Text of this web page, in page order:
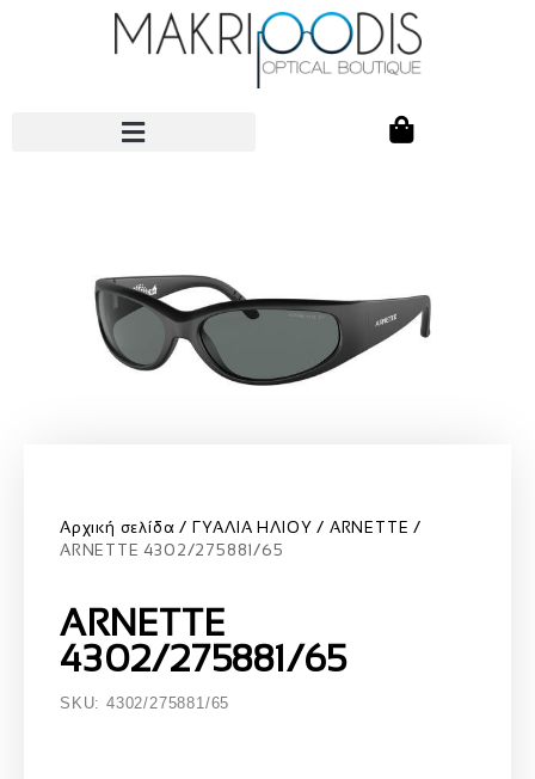
Αρχική σελίδα ΓΥΑΛΙΑ ΗΛΙΟΥ
ARNETTE
ARNETTE 4302/275881/65
ARNETTE
4302/275881/65
SKU: 4302/275881/65